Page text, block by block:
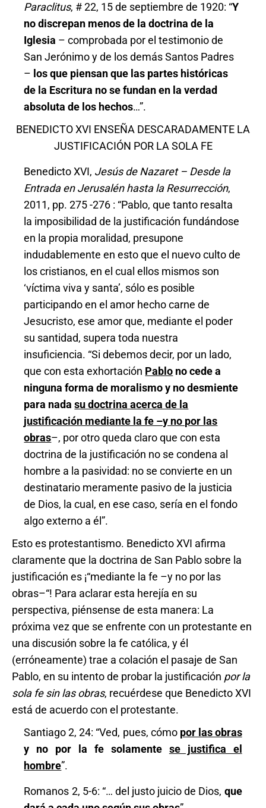
Paraclitus, # 22, 15 de septiembre de 1920: “Y
no discrepan menos de la doctrina de la
Iglesia – comprobada por el testimonio de
San Jerónimo y de los demás Santos Padres
– los que piensan que las partes históricas
de la Escritura no se fundan en la verdad
absoluta de los hechos…”.
BENEDICTO XVI ENSEÑA DESCARADAMENTE LA
JUSTIFICACIÓN POR LA SOLA FE
Benedicto XVI, Jesús de Nazaret – Desde la
Entrada en Jerusalén hasta la Resurrección,
2011, pp. 275 -276 : “Pablo, que tanto resalta
la imposibilidad de la justificación fundándose
en la propia moralidad, presupone
indudablemente en esto que el nuevo culto de
los cristianos, en el cual ellos mismos son
‘víctima viva y santa’, sólo es posible
participando en el amor hecho carne de
Jesucristo, ese amor que, mediante el poder
su santidad, supera toda nuestra
insuficiencia. “Si debemos decir, por un lado,
que con esta exhortación Pablo no cede a
ninguna forma de moralismo y no desmiente
para nadasu doctrina acerca de la
justificación mediante la fe –y no por las
obras–, por otro queda claro que con esta
doctrina de la justificación no se condena al
hombre a la pasividad: no se convierte en un
destinatario meramente pasivo de la justicia
de Dios, la cual, en ese caso, sería en el fondo
algo externo a él”.
Esto es protestantismo. Benedicto XVI afirma
claramente que la doctrina de San Pablo sobre la
justificación es ¡“mediante la fe –y no por las
obras–“! Para aclarar esta herejía en su
perspectiva, piénsense de esta manera: La
próxima vez que se enfrente con un protestante en
una discusión sobre la fe católica, y él
(erróneamente) trae a colación el pasaje de San
Pablo, en su intento de probar la justificación por la
sola fe sin las obras, recuérdese que Benedicto XVI
está de acuerdo con el protestante.
Santiago 2, 24: “Ved, pues, cómo por las obras
y no por la fe solamente se justifica el
hombre”.
Romanos 2, 5-6: “… del justo juicio de Dios, que